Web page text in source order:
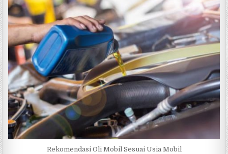
Rekomendasi Oli Mobil Sesuai Usia Mobil